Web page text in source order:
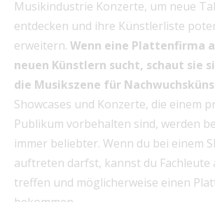
Musikindustrie Konzerte, um neue
entdecken und ihre Künstlerliste
erweitern. Wenn eine Plattenfirma
neuen Künstlern sucht, schaut sie
die Musikszene für
Showcases und Konzerte, die einem
Publikum vorbehalten sind, werden
immer beliebter. Wenn du bei einem
auftreten darfst, kannst du Fachleute
treffen und möglicherweise einen